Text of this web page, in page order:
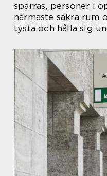
spärras, personer i
närmaste säkra rum
tysta och hålla sig